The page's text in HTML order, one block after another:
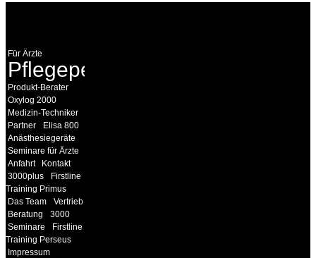
Für Ärzte
Pflegepersonal
Produkt-Berater
Oxylog 2000
Medizin-Techniker
Partner
Elisa 800
Anästhesiegeräte
Seminare für Ärzte
Anfahrt
Kontakt
3000plus
Firstline
Training Primus
Das Team
Vertrieb
Beratung
3000
Seminare
Firstline
Training Perseus
Impressum